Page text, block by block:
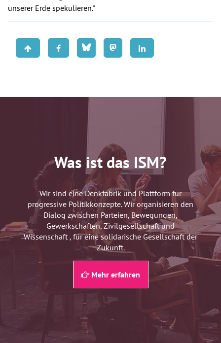
unserer Erde spekulieren."
Was ist das ISM?
Wir sind eine Denkfabrik und Plattform für
progressive Politikkonzepte. Wir organisieren den
Dialog zwischen Parteien, Bewegungen,
Gewerkschaften, Zivilgesellschaft und
Wissenschaft , für eine solidarische Gesellschaft der
Zukunft.
Mehr erfahren